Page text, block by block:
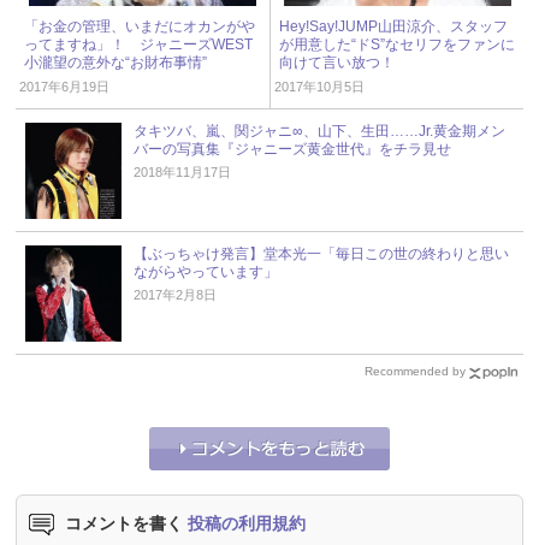
「お金の管理、いまだにオカンがや
ってますね」！ ジャニーズWEST
小瀧望の意外な“お財布事情”
2017年6月19日
Hey!Say!JUMP山田涼介、スタッフ
が用意した“ドS”なセリフをファンに
向けて言い放つ！
2017年10月5日
タキツバ、嵐、関ジャニ∞、山下、生田……Jr.黄金期メン
バーの写真集『ジャニーズ黄金世代』をチラ見せ
2018年11月17日
【ぶっちゃけ発言】堂本光一「毎日この世の終わりと思い
ながらやっています」
2017年2月8日
Recommended by
コメントを書く 投稿の利用規約